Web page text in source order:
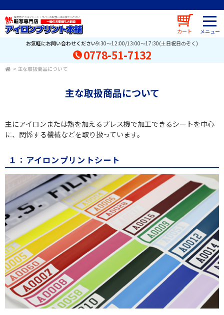
カート
お気軽にお問い合わせください9:30～12:00/13:00～17:30(土日祝日のぞく)
0778-51-7132
> 主な取扱商品について
主な取扱商品について
主にアイロンまたは熱を加えるプレス機で加工できるシートを中心
に、関係する機械などを取り扱っています。
１：アイロンプリントシート